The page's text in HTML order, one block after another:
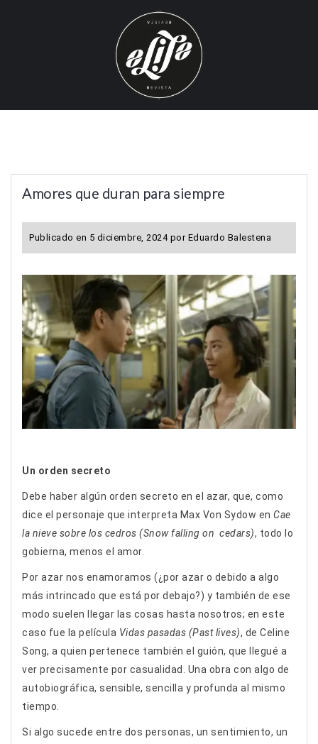
Amores que duran para siempre
Publicado en 5 diciembre, 2024por Eduardo Balestena
Un orden secreto
Debe haber algún orden secreto en el azar, que, como
dice el personaje que interpreta Max Von Sydow en Cae
la nieve sobre los cedros (Snow falling on cedars), todo lo
gobierna, menos el amor.
Por azar nos enamoramos (¿por azar o debido a algo
más intrincado que está por debajo?) y también de ese
modo suelen llegar las cosas hasta nosotros; en este
caso fue la película Vidas pasadas (Past lives), de Celine
Song, a quien pertenece también el guión, que llegué a
ver precisamente por casualidad. Una obra con algo de
autobiográfica, sensible, sencilla y profunda al mismo
tiempo.
Si algo sucede entre dos personas, un sentimiento, un